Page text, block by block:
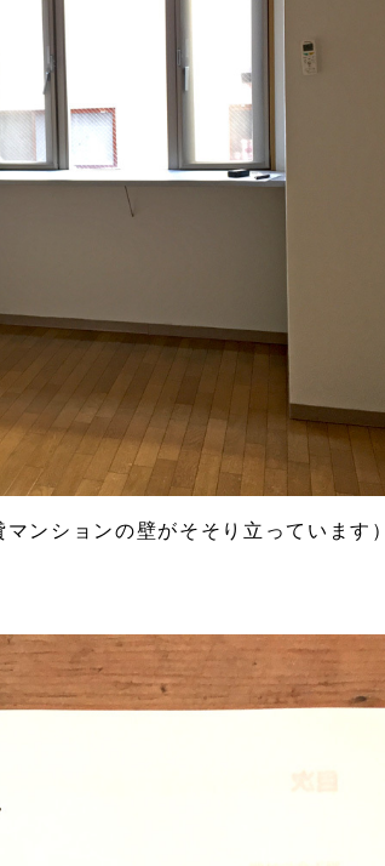
ンションの壁がそそり立っています）